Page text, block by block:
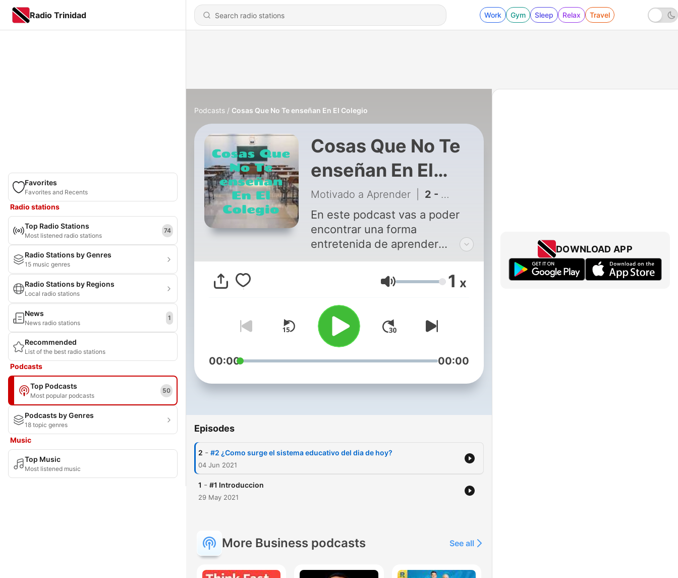
Radio Trinidad Work Gym Sleep Relax Travel
Favorites
Favorites and Recents
Radio stations
Top Radio Stations
Most listened radio stations
74
Radio Stations by Genres
15 music genres
Radio Stations by Regions
Local radio stations
News
News radio stations
1
Recommended
List of the best radio stations
Podcasts
Top Podcasts
Most popular podcasts
50
Podcasts by Genres
18 topic genres
Music
Top Music
Most listened music
Podcasts Cosas Que No Te enseñan En El Colegio
Cosas Que No Te
enseñan En El
Colegio
Motivado a Aprender 2 - #2 ¿Como surge el sistema educativo del dia de hoy?
En este podcast vas a poder
encontrar una forma
entretenida de aprender
diferentes cosas que no te
enseñan en el colegio y creo
que te van a ser útiles tanto a
vos como a mi. Estoy
arrancando en esto del
podcast y espero ayudarte en
algo.
Volume 1 x
00:00 00:00
Episodes
2 - #2 ¿Como surge el sistema educativo del dia de hoy?
04 Jun 2021
1 - #1 Introduccion
29 May 2021
More Business podcasts See all
DOWNLOAD APP